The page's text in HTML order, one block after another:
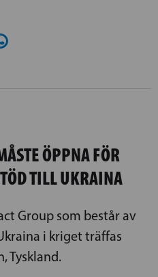
ÖPPNA FÖR
TILL UKRAINA
Group som består av
i kriget träffas
Tyskland.